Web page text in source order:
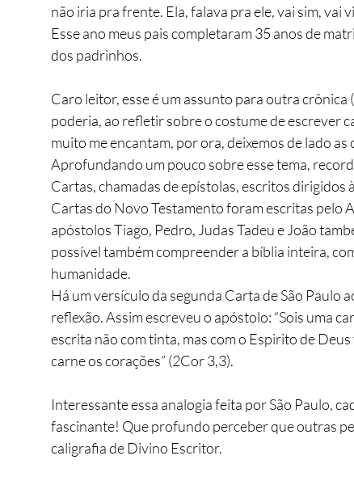
não iria pra frente. Ela, falava pra ele, vai sim, vai
Esse ano meus pais completaram 35 anos de
dos padrinhos.
Caro leitor, esse é um assunto para outra
poderia, ao refletir sobre o costume de escrever
muito me encantam, por ora, deixemos de lado as
Aprofundando um pouco sobre esse tema,
Cartas, chamadas de epístolas, escritos
Cartas do Novo Testamento foram escritas pelo
apóstolos Tiago, Pedro, Judas Tadeu e João
possível também compreender a bíblia inteira,
humanidade.
Há um versículo da segunda Carta de São Paulo
reflexão. Assim escreveu o apóstolo: “Sois uma
escrita não com tinta, mas com o Espirito de
carne os corações” (2Cor 3,3).
Interessante essa analogia feita por São Paulo,
fascinante! Que profundo perceber que outras
caligrafia de Divino Escritor.